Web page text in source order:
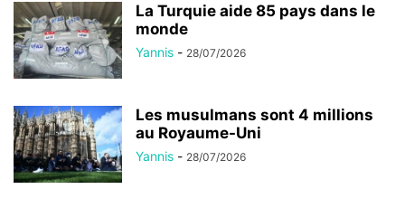
La Turquie aide 85 pays dans le
monde
Yannis - 28/07/2026
Les musulmans sont 4 millions
au Royaume-Uni
Yannis - 28/07/2026